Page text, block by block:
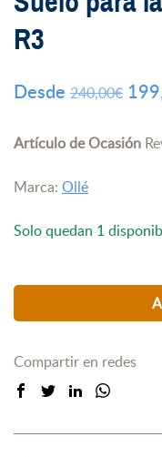
R3
Desde 240,00€ El
Artículo de Ocasión
Marca: Ollé
Solo quedan 1
Compartir en redes